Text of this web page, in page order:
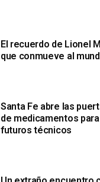
El recuerdo de Lionel
que conmueve al
Santa Fe abre las
de medicamentos
futuros técnicos